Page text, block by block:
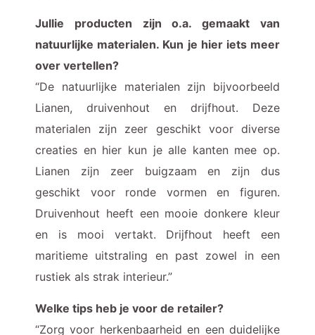
Jullie producten zijn o.a. gemaakt van
natuurlijke materialen. Kun je hier iets meer
over vertellen?
“De natuurlijke materialen zijn bijvoorbeeld
Lianen, druivenhout en drijfhout. Deze
materialen zijn zeer geschikt voor diverse
creaties en hier kun je alle kanten mee op.
Lianen zijn zeer buigzaam en zijn dus
geschikt voor ronde vormen en figuren.
Druivenhout heeft een mooie donkere kleur
en is mooi vertakt. Drijfhout heeft een
maritieme uitstraling en past zowel in een
rustiek als strak interieur.”
Welke tips heb je voor de retailer?
“Zorg voor herkenbaarheid en een duidelijke